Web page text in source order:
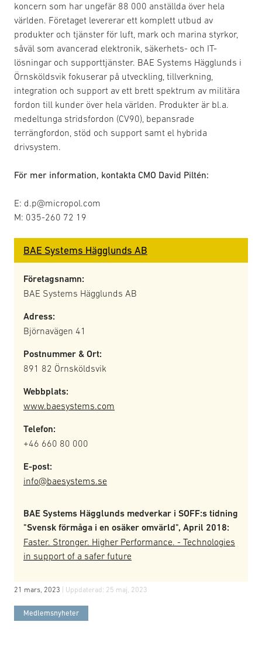
koncern som har ungefär 88 000 anställda över hela
världen. Företaget levererar ett komplett utbud av
produkter och tjänster för luft, mark och marina styrkor,
såväl som avancerad elektronik, säkerhets- och IT-
lösningar och supporttjänster. BAE Systems Hägglunds i
Örnsköldsvik fokuserar på utveckling, tillverkning,
integration och support av ett brett spektrum av militära
fordon till kunder över hela världen. Produkter är bl.a.
medeltunga stridsfordon (CV90), bepansrade
terrängfordon, stöd och support samt el hybrida
drivsystem.
För mer information, kontakta CMO David Piltén:
E: d.p@micropol.com
M: 035-260 72 19
BAE Systems Hägglunds AB
Företagsnamn:
BAE Systems Hägglunds AB
Adress:
Björnavägen 41
Postnummer & Ort:
891 82 Örnsköldsvik
Webbplats:
www.baesystems.com
Telefon:
+46 660 80 000
E-post:
info@baesystems.se
BAE Systems Hägglunds medverkar i SOFF:s tidning
"Svensk förmåga i en osäker omvärld", April 2018:
Faster. Stronger. Higher Performance. - Technologies
in support of a safer future
21 mars, 2023 | Uppdaterad: 25 maj, 2023
Medlemsnyheter